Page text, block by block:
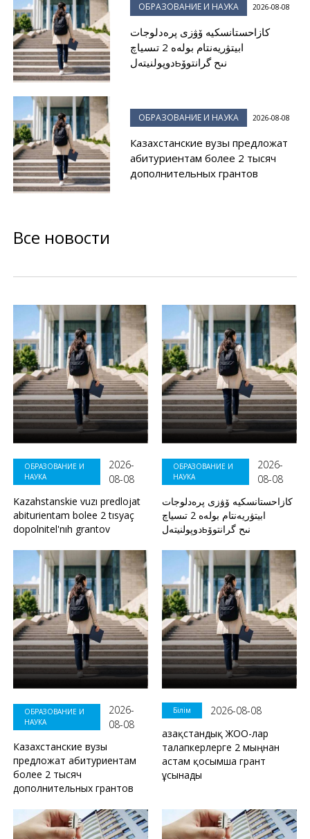
ОБРАЗОВАНИЕ И НАУКА 2026-08-08
كازاحستانسكيە ۆۋزى پرەدلوجات
ابيتۋريەنتام بولەە 2 تىسياچ
دوپولنيتەلьنىح گرانتوۆ
ОБРАЗОВАНИЕ И НАУКА 2026-08-08
Казахстанские вузы предложат
абитуриентам более 2 тысяч
дополнительных грантов
Все новости
ОБРАЗОВАНИЕ И
НАУКА
2026-
08-08
Kazahstanskie vuzı predlojat
abiturientam bolee 2 tısyaç
dopolnitel'nıh grantov
ОБРАЗОВАНИЕ И
НАУКА
2026-
08-08
كازاحستانسكيە ۆۋزى پرەدلوجات
ابيتۋريەنتام بولەە 2 تىسياچ
دوپولنيتەلьنىح گرانتوۆ
ОБРАЗОВАНИЕ И
НАУКА
2026-
08-08
Казахстанские вузы
предложат абитуриентам
более 2 тысяч
дополнительных грантов
Білім
2026-08-08
Қазақстандық ЖОО-лар
талапкерлерге 2 мыңнан
астам қосымша грант
ұсынады